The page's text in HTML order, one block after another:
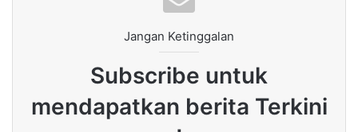
Jangan Ketinggalan
Subscribe untuk
mendapatkan berita Terkini